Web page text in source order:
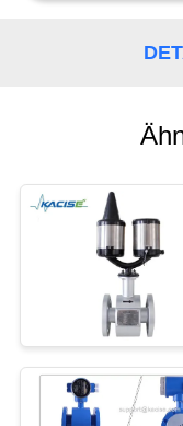
SIE EIN
ZITAT
SITEMAP